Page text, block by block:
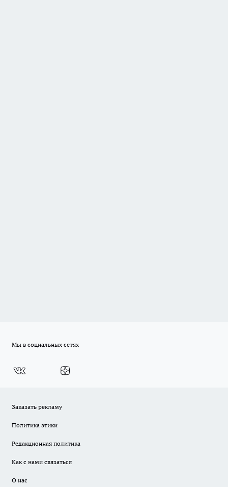
Мы в социальных сетях
Заказать рекламу
Политика этики
Редакционная политика
Как с нами связаться
О нас